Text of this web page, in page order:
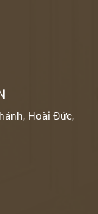
Hoài Đức,